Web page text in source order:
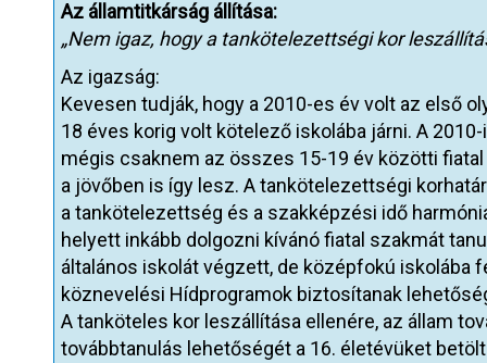
Az államtitkárság állítása:
„Nem igaz, hogy a tankötelezettségi kor
Az igazság:
Kevesen tudják, hogy a 2010-es év volt az első
18 éves korig volt kötelező iskolába járni. A
mégis csaknem az összes 15-19 év közötti
a jövőben is így lesz. A tankötelezettségi
a tankötelezettség és a szakképzési idő
helyett inkább dolgozni kívánó fiatal szakmát
általános iskolát végzett, de középfokú iskolába
köznevelési Hídprogramok biztosítanak
A tanköteles kor leszállítása ellenére, az állam
továbbtanulás lehetőségét a 16. életévüket